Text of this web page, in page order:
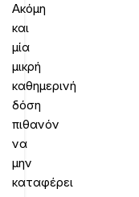
Ακόμη
και
μία
μικρή
καθημερινή
δόση
πιθανόν
να
μην
καταφέρει